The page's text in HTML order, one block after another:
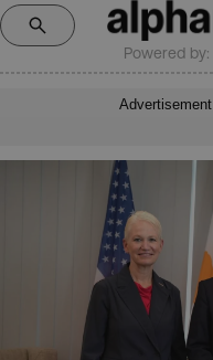
Powered by:
Advertisement